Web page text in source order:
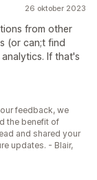
26 oktober 2023
from other
(or can;t find
If that's
feedback, we
the benefit of
and shared your
updates. - Blair,